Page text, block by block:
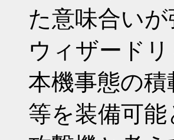
た意味合いが
ウィザード
本機事態の
等を装備可